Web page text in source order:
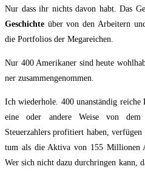
Nur dass ihr nichts davon habt. Das
Geschich­te über von den Arbei­tern
die Port­fo­li­os der Megareichen.
Nur 400 Ame­ri­ka­ner sind heu­te
ner zusammengenommen.
Ich wie­der­ho­le. 400 unan­ständig
eine oder ande­re Wei­se von dem
Steuerzah­lers pro­fi­tiert haben,
tum als die Akti­va von 155 Mil­lio­nen
Wer sich nicht dazu durch­ringen kann,